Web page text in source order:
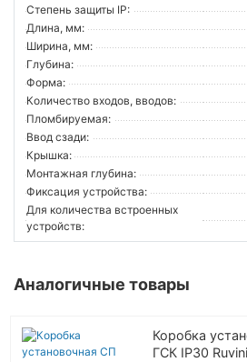
Степень защиты IP:
Длина, мм:
Ширина, мм:
Глубина:
Форма:
Количество входов, вводов:
Пломбируемая:
Ввод сзади:
Крышка:
Монтажная глубина:
Фиксация устройства:
Для количества встроенных
устройств:
Аналогичные товары
Коробка
ГСК IP30